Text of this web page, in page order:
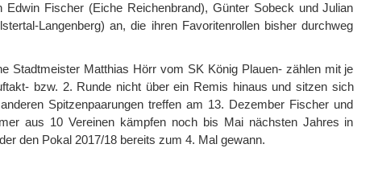
Fischer (Eiche Reichenbrand), Günter Sobeck und Julian
Langenberg) an, die ihren Favoritenrollen bisher durchweg
Stadtmeister Matthias Hörr vom SK König Plauen- zählen mit je
bzw. 2. Runde nicht über ein Remis hinaus und sitzen sich
Spitzenpaarungen treffen am 13. Dezember Fischer und
aus 10 Vereinen kämpfen noch bis Mai nächsten Jahres in
den Pokal 2017/18 bereits zum 4. Mal gewann.